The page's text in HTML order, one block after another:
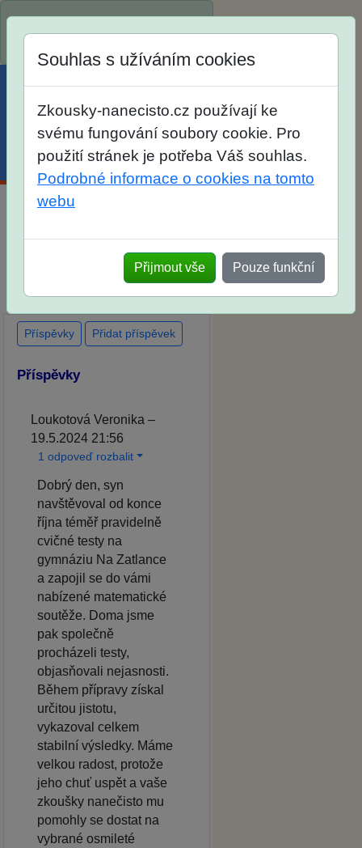
Menu Účet Košík
po skutečných přijímacích
zkouškách
Souhlas s užíváním cookies
Zkousky-nanecisto.cz používají ke
svému fungování soubory cookie. Pro
použití stránek je potřeba Váš souhlas.
Podrobné informace o cookies na tomto
webu
Přijmout vše Pouze funkční
Příspěvky Přidat příspěvek
Příspěvky
Loukotová Veronika –
19.5.2024 21:56
1 odpoveď rozbalit
Dobrý den, syn
navštěvoval od konce
října téměř pravidelně
cvičné testy na
gymnáziu Na Zatlance
a zapojil se do vámi
nabízené matematické
soutěže. Doma jsme
pak společně
procházeli testy,
objasňovali nejasnosti.
Během přípravy získal
určitou jistotu,
vykazoval celkem
stabilní výsledky. Máme
velkou radost, protože
jeho chuť uspět a vaše
zkoušky nanečisto mu
pomohly se dostat na
vybrané osmileté